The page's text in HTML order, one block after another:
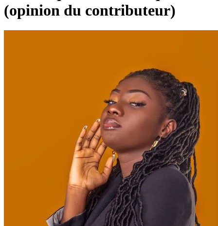
(opinion du contributeur)